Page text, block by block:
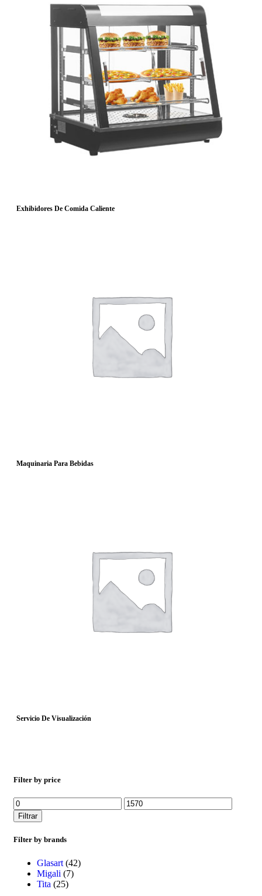
Exhibidores De Comida Caliente
Maquinaria Para Bebidas
Servicio De Visualización
Filter by price
Filtrar
Filter by brands
Glasart (42)
Migali (7)
Tita (25)